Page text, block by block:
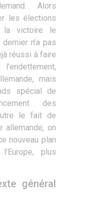
Alors
les élections
la victoire le
n’a pas
réussi à faire
mais
spécial de
des
le fait de
allemande, on
nouveau plan
plus
général